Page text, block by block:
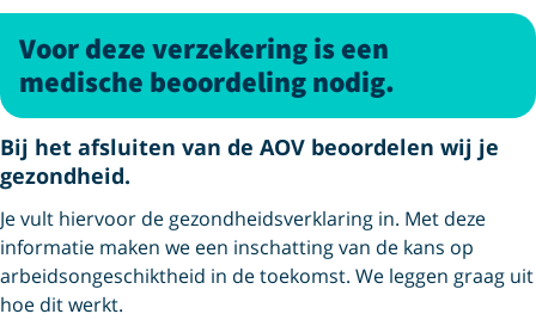
Voor deze verzekering is een
medische beoordeling nodig.
Bij het afsluiten van de AOV beoordelen wij je
gezondheid.
Je vult hiervoor de gezondheids­verklaring in. Met deze
informatie maken we een inschatting van de kans op
arbeids­ongeschiktheid in de toekomst. We leggen graag uit
hoe dit werkt.